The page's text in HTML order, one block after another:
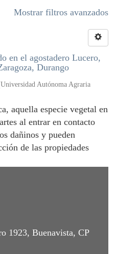
Mostrar filtros avanzados
en el agostadero Lucero,
Durango
Universidad Autónoma Agraria
aquella especie vegetal en
al entrar en contacto
dañinos y pueden
de las propiedades
1923, Buenavista, CP